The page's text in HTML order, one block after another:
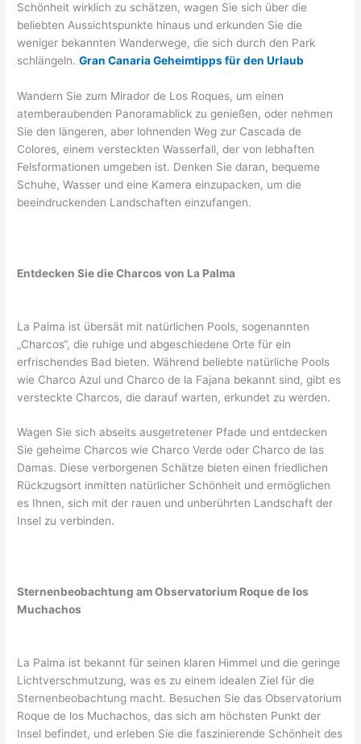
Schönheit wirklich zu schätzen, wagen Sie sich über die
beliebten Aussichtspunkte hinaus und erkunden Sie die
weniger bekannten Wanderwege, die sich durch den Park
schlängeln.Gran Canaria Geheimtipps für den Urlaub
Wandern Sie zum Mirador de Los Roques, um einen
atemberaubenden Panoramablick zu genießen, oder nehmen
Sie den längeren, aber lohnenden Weg zur Cascada de
Colores, einem versteckten Wasserfall, der von lebhaften
Felsformationen umgeben ist. Denken Sie daran, bequeme
Schuhe, Wasser und eine Kamera einzupacken, um die
beeindruckenden Landschaften einzufangen.
Entdecken Sie die Charcos von La Palma
La Palma ist übersät mit natürlichen Pools, sogenannten
„Charcos“, die ruhige und abgeschiedene Orte für ein
erfrischendes Bad bieten. Während beliebte natürliche Pools
wie Charco Azul und Charco de la Fajana bekannt sind, gibt es
versteckte Charcos, die darauf warten, erkundet zu werden.
Wagen Sie sich abseits ausgetretener Pfade und entdecken
Sie geheime Charcos wie Charco Verde oder Charco de las
Damas. Diese verborgenen Schätze bieten einen friedlichen
Rückzugsort inmitten natürlicher Schönheit und ermöglichen
es Ihnen, sich mit der rauen und unberührten Landschaft der
Insel zu verbinden.
Sternenbeobachtung am Observatorium Roque de los
Muchachos
La Palma ist bekannt für seinen klaren Himmel und die geringe
Lichtverschmutzung, was es zu einem idealen Ziel für die
Sternenbeobachtung macht. Besuchen Sie das Observatorium
Roque de los Muchachos, das sich am höchsten Punkt der
Insel befindet, und erleben Sie die faszinierende Schönheit des